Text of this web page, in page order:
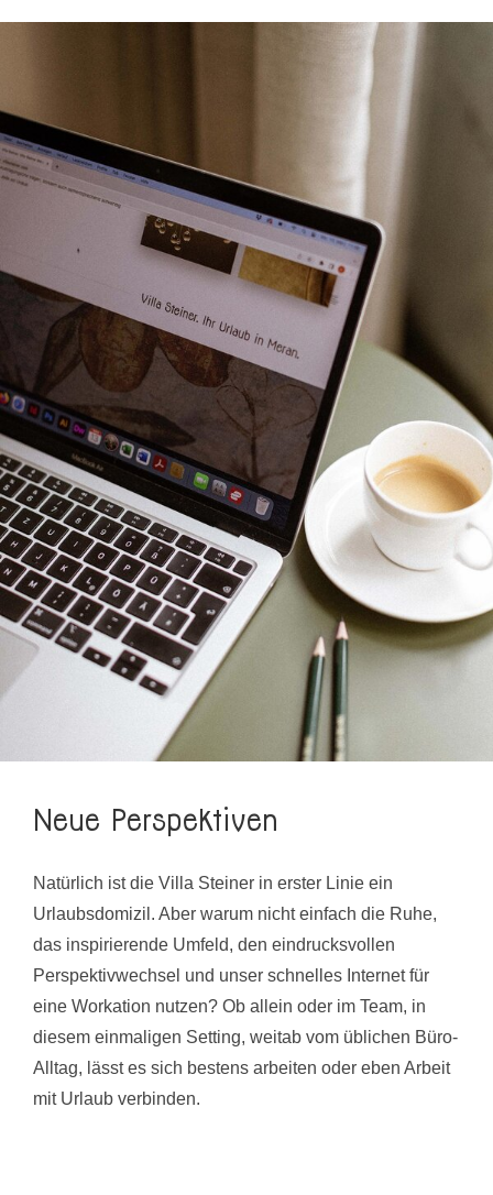
Neue Perspektiven
Natürlich ist die Villa Steiner in erster Linie ein
Urlaubsdomizil. Aber warum nicht einfach die Ruhe,
das inspirierende Umfeld, den eindrucksvollen
Perspektivwechsel und unser schnelles Internet für
eine Workation nutzen? Ob allein oder im Team, in
diesem einmaligen Setting, weitab vom üblichen Büro-
Alltag, lässt es sich bestens arbeiten oder eben Arbeit
mit Urlaub verbinden.